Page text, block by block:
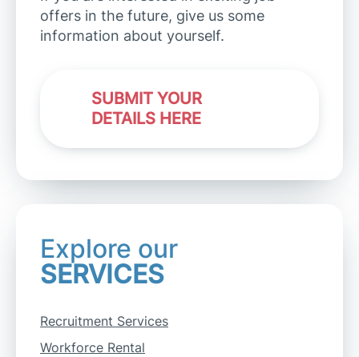
offers in the future, give us some
information about yourself.
SUBMIT YOUR
DETAILS HERE
Explore our
SERVICES
Recruitment Services
Workforce Rental